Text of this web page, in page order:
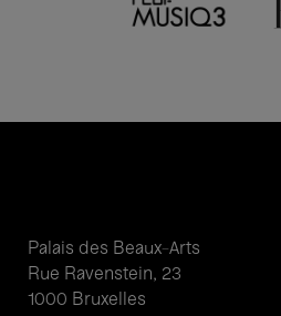
Palais des Beaux-Arts
Rue Ravenstein, 23
1000 Bruxelles